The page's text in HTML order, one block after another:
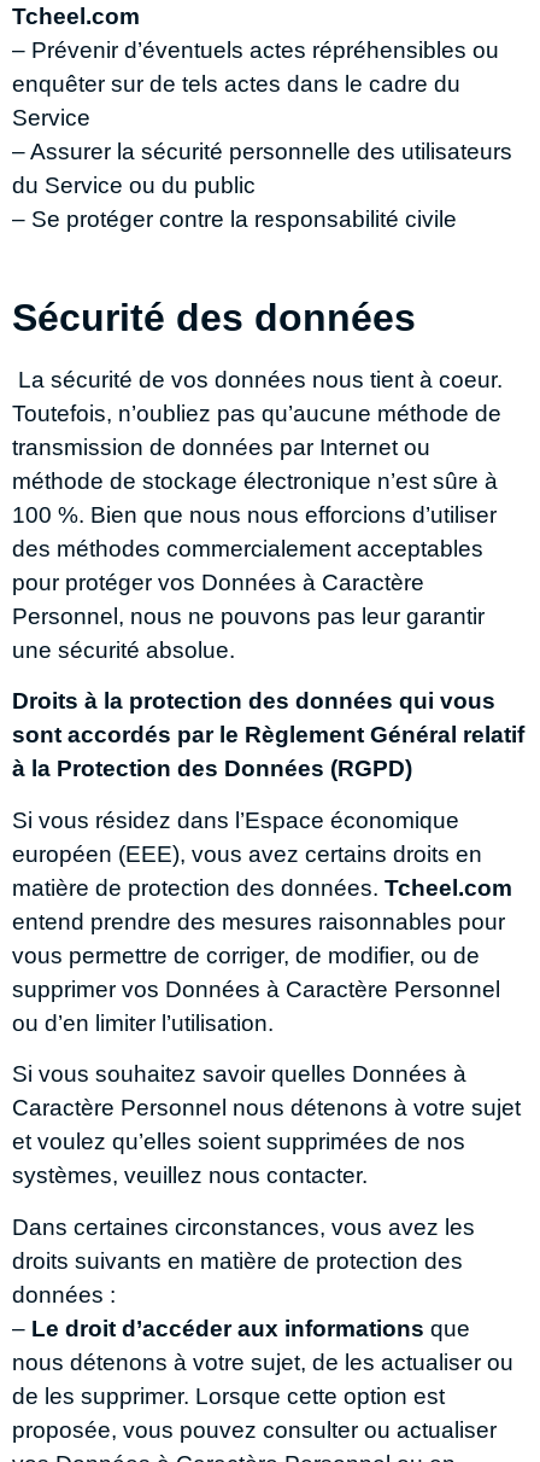
Tcheel.com
– Prévenir d’éventuels actes répréhensibles ou
enquêter sur de tels actes dans le cadre du
Service
– Assurer la sécurité personnelle des utilisateurs
du Service ou du public
– Se protéger contre la responsabilité civile
Sécurité des données
La sécurité de vos données nous tient à coeur.
Toutefois, n’oubliez pas qu’aucune méthode de
transmission de données par Internet ou
méthode de stockage électronique n’est sûre à
100 %. Bien que nous nous efforcions d’utiliser
des méthodes commercialement acceptables
pour protéger vos Données à Caractère
Personnel, nous ne pouvons pas leur garantir
une sécurité absolue.
Droits à la protection des données qui vous
sont accordés par le Règlement Général relatif
à la Protection des Données (RGPD)
Si vous résidez dans l’Espace économique
européen (EEE), vous avez certains droits en
matière de protection des données. Tcheel.com
entend prendre des mesures raisonnables pour
vous permettre de corriger, de modifier, ou de
supprimer vos Données à Caractère Personnel
ou d’en limiter l’utilisation.
Si vous souhaitez savoir quelles Données à
Caractère Personnel nous détenons à votre sujet
et voulez qu’elles soient supprimées de nos
systèmes, veuillez nous contacter.
Dans certaines circonstances, vous avez les
droits suivants en matière de protection des
données :
– Le droit d’accéder aux informations que
nous détenons à votre sujet, de les actualiser ou
de les supprimer. Lorsque cette option est
proposée, vous pouvez consulter ou actualiser